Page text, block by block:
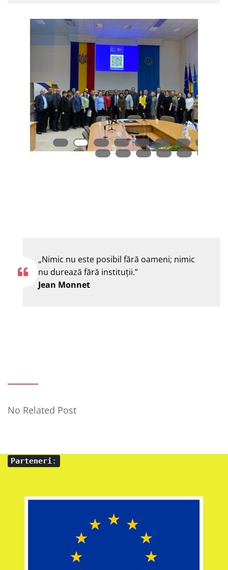
„Nimic nu este posibil fără oameni; nimic
nu durează fără instituţii.”
Jean Monnet
No Related Post
Parteneri: